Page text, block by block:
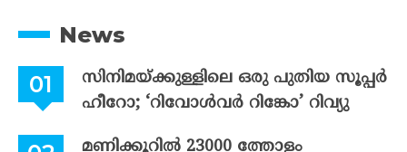
News
സിനിമയ്ക്കുള്ളിലെ ഒരു പുതിയ സൂപ്പർ
ഹീറോ; ‘റിവോൾവർ റിങ്കോ’ റിവ്യു
മണിക്കൂറിൽ 23000 ത്തോളം